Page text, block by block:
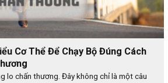
Cơ Thể Để Chạy Bộ Đúng Cách
lo chấn thương. Đây không chỉ là một câu